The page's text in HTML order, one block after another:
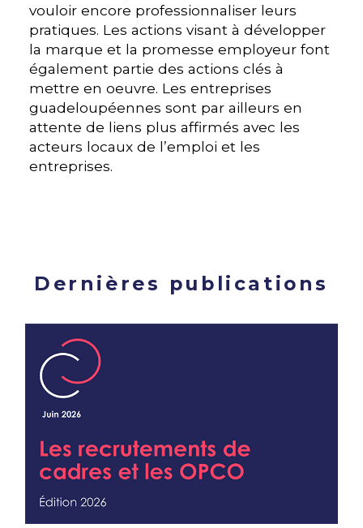
vouloir encore professionnaliser leurs
pratiques. Les actions visant à développer
la marque et la promesse employeur font
également partie des actions clés à
mettre en oeuvre. Les entreprises
guadeloupéennes sont par ailleurs en
attente de liens plus affirmés avec les
acteurs locaux de l’emploi et les
entreprises.
Dernières publications